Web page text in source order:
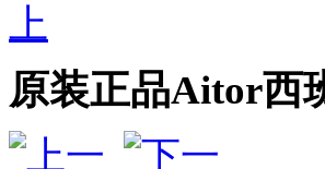
上
原装正品Aitor西